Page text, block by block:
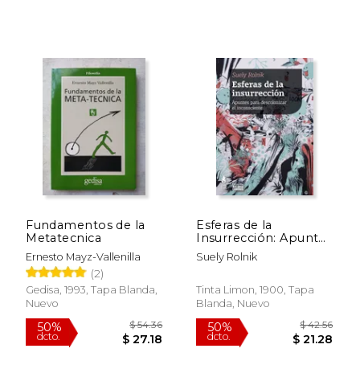
15%
dcto. $ 20.39
50%
dcto.
Fundamentos de la
Metatecnica
Ernesto Mayz-Vallenilla
(2)
Gedisa, 1993, Tapa Blanda,
Nuevo
Esferas de la
Insurrección: Apuntes
Para Descolonizar el
Insconciente
Suely Rolnik
Tinta Limon, 1900, Tapa
Blanda, Nuevo